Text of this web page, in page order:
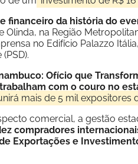
financeiro da história do
na Região
no Edifício Palazzo
Ofício que
com o couro no
mais de 5 mil expositores
comercial, a gestão
compradores
Exportações e